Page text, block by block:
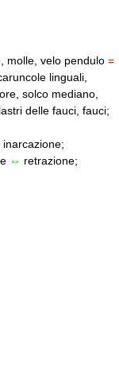
molle, velo pendulo =
linguali,
solco mediano,
delle fauci, fauci;
inarcazione;
⇔ retrazione;